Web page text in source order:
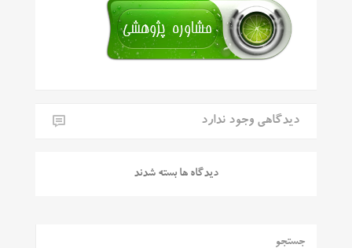
دیدگاهی وجود ندارد
دیدگاه ها بسته شدند
جستجو